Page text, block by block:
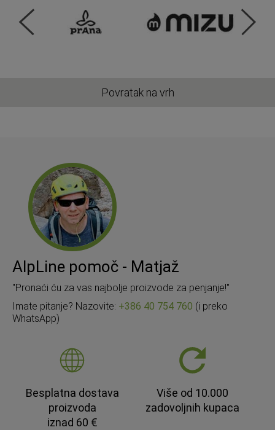
Povratak na vrh
AlpLine pomoč - Matjaž
"Pronaći ću za vas najbolje proizvode za penjanje!"
Imate pitanje? Nazovite: +386 40 754 760 (i preko
WhatsApp)
Besplatna dostava
proizvoda
iznad 60 €
Više od 10.000
zadovoljnih kupaca